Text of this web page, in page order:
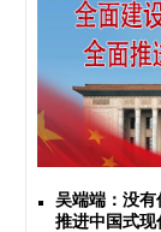
吴端端：没
推进中国式现